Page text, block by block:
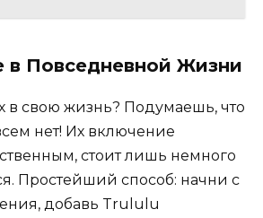
в Повседневной Жизни
в свою жизнь? Подумаешь, что
нет! Их включение
стоит лишь немного
Простейший способ: начни с
добавь Trululu